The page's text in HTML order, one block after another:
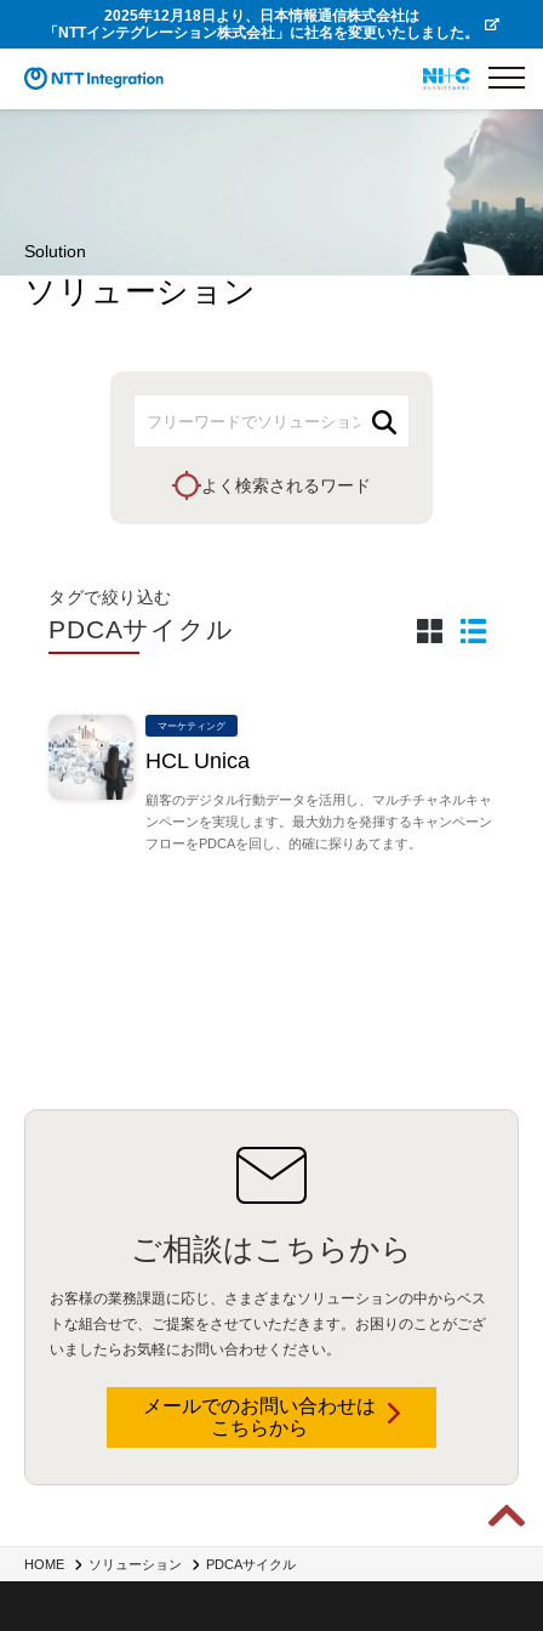
2025年12月18日より、日本情報通信株式会社は
「NTTインテグレーション株式会社」に社名を変更いたしました。
Solution
ソリューション
HOME ソリューション PDCAサイクル
よく検索されるワード
タグで絞り込む
PDCAサイクル
マーケティング
HCL Unica
顧客のデジタル行動データを活用し、マルチチャネルキャ
ンペーンを実現します。最大効力を発揮するキャンペーン
フローをPDCAを回し、的確に探りあてます。
ご相談はこちらから
お客様の業務課題に応じ、さまざまなソリューションの中からベス
トな組合せで、
ご提案をさせていただきます。お困りのことがござ
いましたらお気軽にお問い合わせください。
メールでのお問い合わせは
こちらから